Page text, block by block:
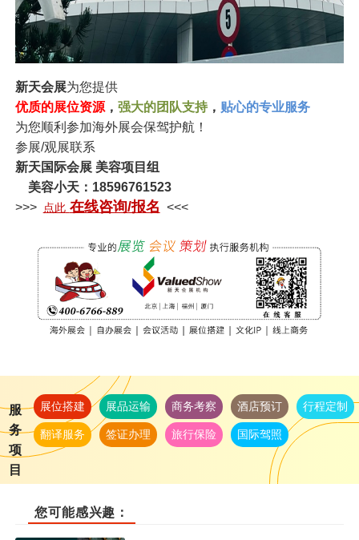
新天会展为您提供
优质的展位资源， 强大的团队支持， 贴心的专业服务
为您顺利参加海外展会保驾护航！
参展/观展联系
新天国际会展 美容项目组
美容小天：18596761523
>>>
点此 在线咨询/报名 <<<
服
务
项
目
展位搭建 展品运输 商务考察 酒店预订 行程定制
翻译服务 签证办理 旅行保险 国际驾照
您可能感兴趣：